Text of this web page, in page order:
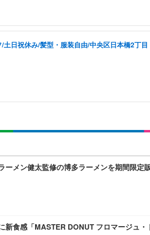
土日祝休み/髪型・服装自由/中央区日本橋2丁目
ーメン健太監修の博多ラーメンを期間限定
新食感「MASTER DONUT フロマージュ・